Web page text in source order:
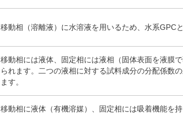
移動相（溶離液）に水溶液を用いるため、水系GPC
移動相には液体、固定相には液相（固体表面を液膜
られます。二つの液相に対する試料成分の分配係数
ます。
移動相に液体（有機溶媒）、固定相には吸着機能を持